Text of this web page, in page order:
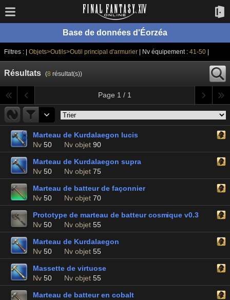
Base de données d'Éorzéa
Filtres : | Objets>Outils>Outil principal d'armurier | Nv équipement : 41-50|
Résultats (8 résultat(s))
Page 1 / 1
Marteau de Kurdalaegon lucis
Nv 50 Nv objet 90
Marteau de Kurdalaegon supra
Nv 50 Nv objet 75
Marteau de batteur de façonnier
Nv 50 Nv objet 70
Prototype de marteau de batteur cosmique v0.3
Nv 50 Nv objet 55
Marteau de Kurdalaegon
Nv 50 Nv objet 55
Massette de virtuose
Nv 50 Nv objet 55
Marteau de batteur en cobalt